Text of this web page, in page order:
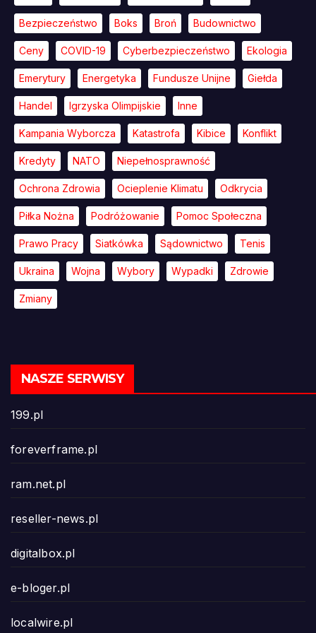
Bezpieczeństwo Boks Broń Budownictwo
Ceny COVID-19 Cyberbezpieczeństwo Ekologia
Emerytury Energetyka Fundusze Unijne Giełda
Handel Igrzyska Olimpijskie Inne
Kampania Wyborcza Katastrofa Kibice Konflikt
Kredyty NATO Niepełnosprawność
Ochrona Zdrowia Ocieplenie Klimatu Odkrycia
Piłka Nożna Podróżowanie Pomoc Społeczna
Prawo Pracy Siatkówka Sądownictwo Tenis
Ukraina Wojna Wybory Wypadki Zdrowie
Zmiany
NASZE SERWISY
199.pl
foreverframe.pl
ram.net.pl
reseller-news.pl
digitalbox.pl
e-bloger.pl
localwire.pl